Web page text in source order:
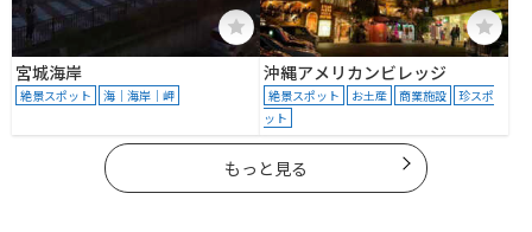
宮城海岸
絶景スポット 海｜海岸｜岬
沖縄アメリカンビレッジ
絶景スポット お土産 商業施設
珍スポ
ット
もっと見る